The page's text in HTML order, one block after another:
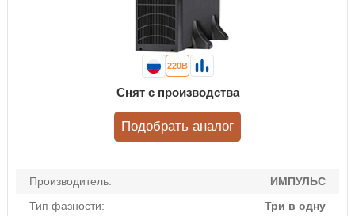
Производитель:
ИМПУЛЬС
Тип фазности:
Три в одну
220В
Снят с производства
Подобрать аналог